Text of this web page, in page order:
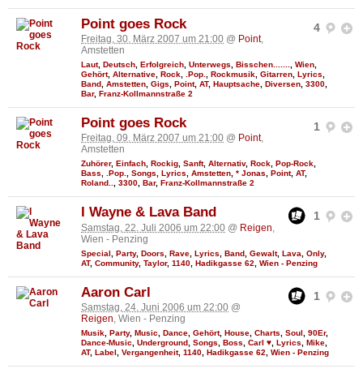
4
Point goes Rock
Freitag, 30. März 2007 um 21:00 @ Point,
Amstetten
Laut, Deutsch Erfolgreich Unterwegs Bisschen....... Wien
Gehört, Alternative Rock .Pop. Rockmusik Gitarren Lyrics
Band Amstetten Gigs Point, AT, Hauptsache Diversen 3300
Bar, Franz-Kollmannstraße 2
1
Point goes Rock
Freitag, 09. März 2007 um 21:00 @ Point,
Amstetten
Zuhörer, Einfach, Rockig, Sanft, Alternativ, Rock, Pop-Rock,
Bass, .Pop., Songs, Lyrics, Amstetten, * Jonas, Point, AT,
Roland.., 3300, Bar, Franz-Kollmannstraße 2
1
I Wayne & Lava Band
Samstag, 22. Juli 2006 um 22:00 @ Reigen
Wien - Penzing
Special Party, Doors Rave Lyrics Band Gewalt, Lava Only,
AT, Community, Taylor, 1140 Hadikgasse 62 Wien - Penzing
1
Aaron Carl
Samstag, 24. Juni 2006 um 22:00 @
Reigen, Wien - Penzing
Musik Party, Music Dance Gehört, House Charts Soul 90Er,
Dance-Music
Underground Songs Boss Carl ♥ Lyrics Mike
AT, Label Vergangenheit, 1140 Hadikgasse 62 Wien - Penzing